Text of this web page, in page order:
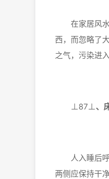
在家居风水
西，而忽略了
之气，污染进
⊥87⊥、
人入睡后呼
两侧应保持干